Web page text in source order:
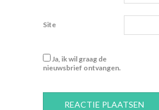
Site
Ja, ik wil graag de
nieuwsbrief ontvangen.